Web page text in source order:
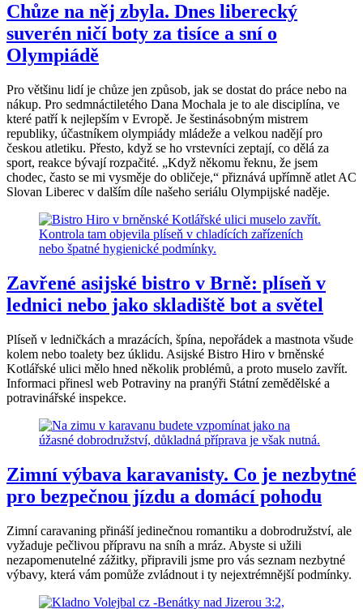
Chůze na něj zbyla. Dnes liberecký
suverén ničí boty za tisíce a sní o
Olympiádě
Pro většinu lidí je chůze jen způsob, jak se dostat do práce nebo na
nákup. Pro sedmnáctiletého Dana Mochala je to ale disciplína, ve
které patří k nejlepším v Evropě. Je šestinásobným mistrem
republiky, účastníkem olympiády mládeže a velkou nadějí pro
českou atletiku. Přesto, když se ho vrstevníci zeptají, co dělá za
sport, reakce bývají rozpačité. „Když někomu řeknu, že jsem
chodec, často se mi vysměje do obličeje,“ přiznává upřímně atlet AC
Slovan Liberec v dalším díle našeho seriálu Olympijské naděje.
Zavřené asijské bistro v Brně: plíseň v
lednici nebo jako skladiště bot a světel
Plíseň v ledničkách a mrazácích, špína, nepořádek a mastnota všude
kolem nebo toalety bez úklidu. Asijské Bistro Hiro v brněnské
Kotlářské ulici mělo hned několik problémů, a proto muselo zavřít.
Informaci přinesl web Potraviny na pranýři Státní zemědělské a
potravinářské inspekce.
Zimní výbava karavanisty. Co je nezbytné
pro bezpečnou jízdu a domácí pohodu
Zimní caravaning přináší jedinečnou romantiku a dobrodružství, ale
vyžaduje pečlivou přípravu na sníh a mráz. Abyste si užili
nezapomenutelné zážitky, připravili jsme pro vás seznam nezbytné
výbavy, která vám pomůže zvládnout i ty nejextrémnější podmínky.